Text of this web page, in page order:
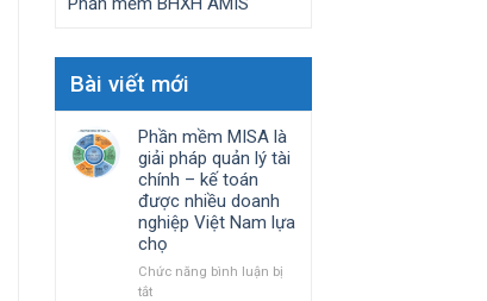
Bài viết mới
Phần mềm MISA là
giải pháp quản lý tài
chính – kế toán
được nhiều doanh
nghiệp Việt Nam lựa
chọ
Chức năng bình luận bị
tắtở